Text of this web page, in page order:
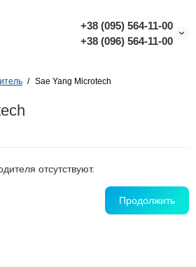
+38 (095) 564-11-00
+38 (096) 564-11-00
Sae Yang Microtech
отсутствуют.
Продолжить